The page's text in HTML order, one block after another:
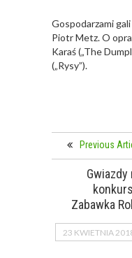
Gospodarzami
Piotr Metz. O
Karaś („The
(„Rysy”).
Previous
Gwiazdy
Zabawka
23 KWIETNIA